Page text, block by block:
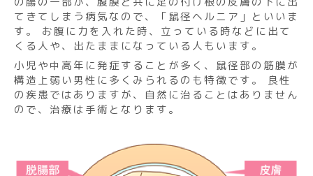
てきてしまう病気なので、「鼠径ヘルニア」といいま
す。 お腹に力を入れた時、立っている時などに出て
くる人や、出たままになっている人もいます。
小児や中高年に発症することが多く、鼠径部の筋膜が
構造上弱い男性に多くみられるのも特徴です。 良性
の疾患ではありますが、自然に治ることはありません
ので、治療は手術となります。